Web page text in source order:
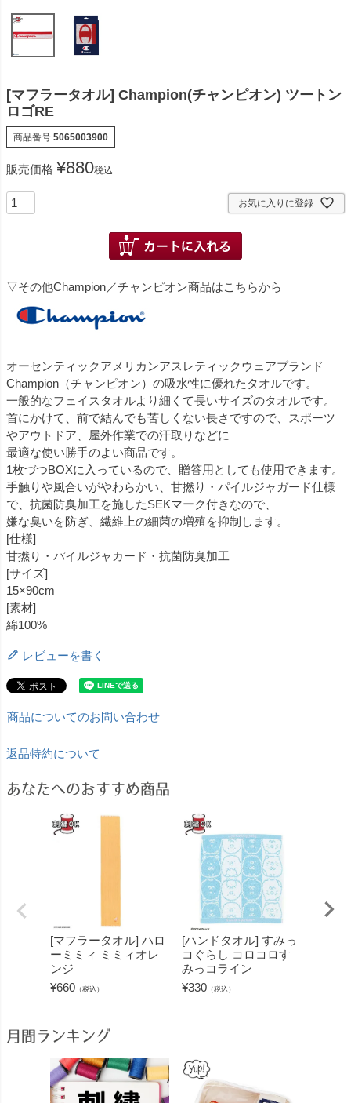
[マフラータオル] Champion(チャンピオン) ツートン
ロゴRE
商品番号 5065003900
販売価格 ¥880税込
お気に入りに登録
▽その他Champion／チャンピオン商品はこちらから
オーセンティックアメリカンアスレティックウェアブランド
Champion（チャンピオン）の吸水性に優れたタオルです。
一般的なフェイスタオルより細くて長いサイズのタオルです。
首にかけて、前で結んでも苦しくない長さですので、スポーツ
やアウトドア、屋外作業での汗取りなどに
最適な使い勝手のよい商品です。
1枚づつBOXに入っているので、贈答用としても使用できます。
手触りや風合いがやわらかい、甘撚り・パイルジャガード仕様
で、抗菌防臭加工を施したSEKマーク付きなので、
嫌な臭いを防ぎ、繊維上の細菌の増殖を抑制します。
[仕様]
甘撚り・パイルジャカード・抗菌防臭加工
[サイズ]
15×90cm
[素材]
綿100%
レビューを書く
商品についてのお問い合わせ
返品特約について
あなたへのおすすめ商品
[マフラータオル] ハロ
ーミミィ ミミィオレ
ンジ
¥660 （税込）
[ハンドタオル] すみっ
コぐらし コロコロす
みっコライン
¥330 （税込）
月間ランキング